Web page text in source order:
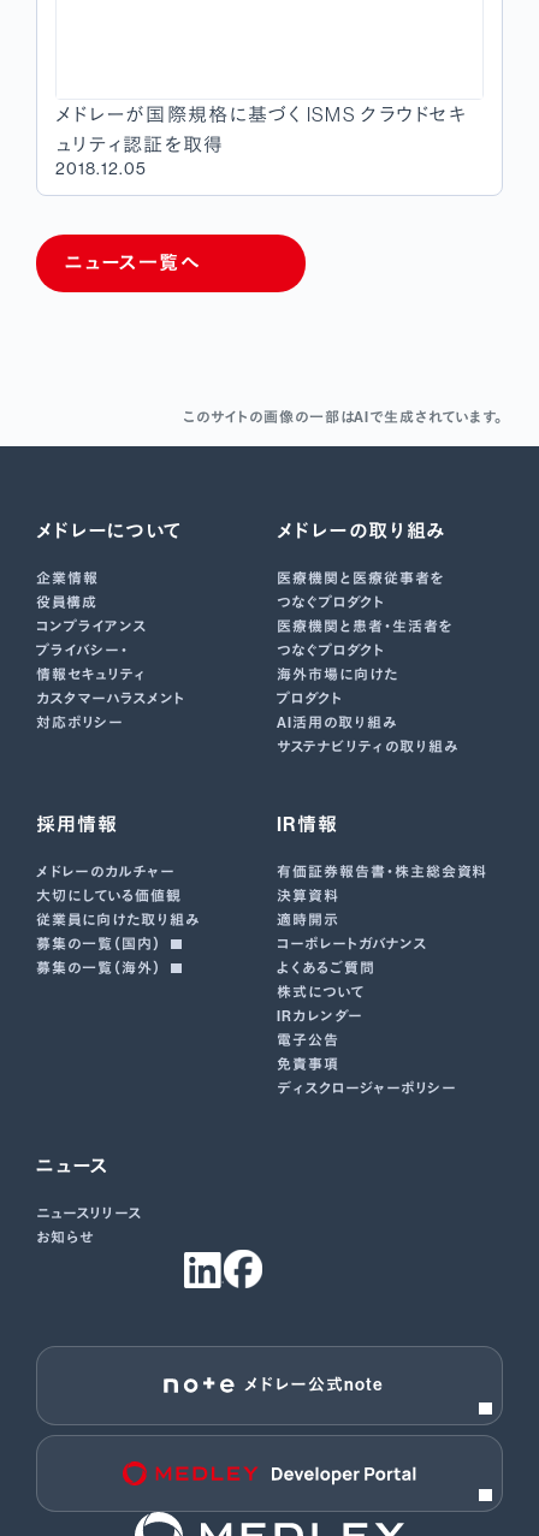
ニュース一覧へ
メドレーが国際規格に基づく ISMS クラウドセキ
ュリティ認証を取得
2018.12.05
このサイトの画像の一部はAIで生成されています。
メドレーについて
企業情報
役員構成
コンプライアンス
プライバシー・
情報セキュリティ
カスタマーハラスメント
対応ポリシー
メドレーの取り組み
医療機関と医療従事者を
つなぐプロダクト
医療機関と患者・生活者を
つなぐプロダクト
海外市場に向けた
プロダクト
AI活用の取り組み
サステナビリティの取り組み
採用情報
メドレーのカルチャー
大切にしている価値観
従業員に向けた取り組み
募集の一覧（国内）
募集の一覧（海外）
IR情報
有価証券報告書･株主総会資料
決算資料
適時開示
コーポレートガバナンス
よくあるご質問
株式について
IRカレンダー
電子公告
免責事項
ディスクロージャーポリシー
ニュース
ニュースリリース
お知らせ
メドレー公式note